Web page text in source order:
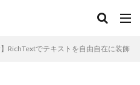
】RichTextでテキストを自由自在に装飾